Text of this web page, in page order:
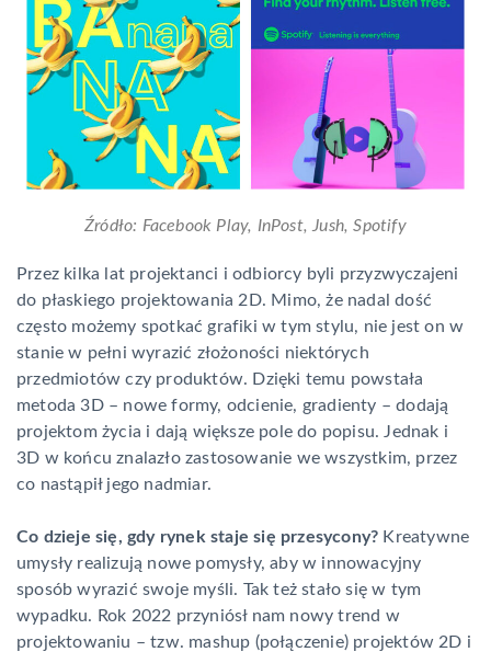
Źródło: Facebook Play, InPost, Jush, Spotify
Przez kilka lat projektanci i odbiorcy byli przyzwyczajeni
do płaskiego projektowania 2D. Mimo, że nadal dość
często możemy spotkać grafiki w tym stylu, nie jest on w
stanie w pełni wyrazić złożoności niektórych
przedmiotów czy produktów. Dzięki temu powstała
metoda 3D – nowe formy, odcienie, gradienty – dodają
projektom życia i dają większe pole do popisu. Jednak i
3D w końcu znalazło zastosowanie we wszystkim, przez
co nastąpił jego nadmiar.
Co dzieje się, gdy rynek staje się przesycony? Kreatywne
umysły realizują nowe pomysły, aby w innowacyjny
sposób wyrazić swoje myśli. Tak też stało się w tym
wypadku. Rok 2022 przyniósł nam nowy trend w
projektowaniu – tzw. mashup (połączenie) projektów 2D i